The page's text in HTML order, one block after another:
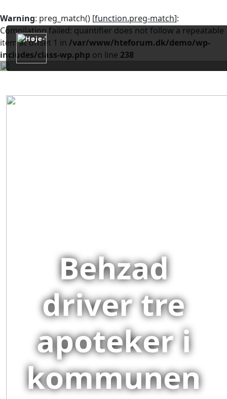
Warning: preg_match() [function.preg-match]:
Compilation failed: quantifier does not follow a repeatable
item at offset 1 in /var/www/hteforum.dk/demo/wp-
includes/class-wp.php on line 238
Behzad
driver tre
apoteker i
kommunen